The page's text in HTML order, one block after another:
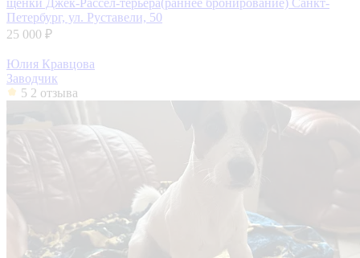
Петербург, ул. Руставели, 50
25 000 ₽
Юлия Кравцова
Заводчик
5 2 отзыва